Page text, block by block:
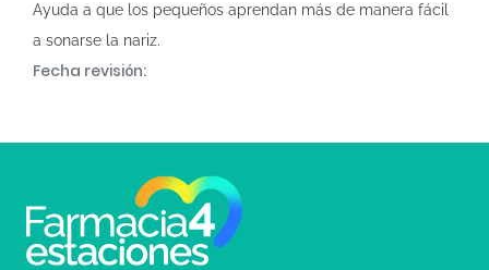
Ayuda a que los pequeños aprendan más de manera fácil
a sonarse la nariz.
Fecha revisión: